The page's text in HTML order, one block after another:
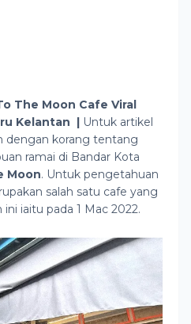
The Moon Cafe Viral
Kelantan | Untuk artikel
dengan korang tentang
ramai di Bandar Kota
Moon. Untuk pengetahuan
salah satu cafe yang
iaitu pada 1 Mac 2022.